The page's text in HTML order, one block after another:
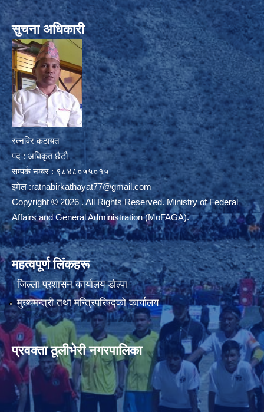
सुचना अधिकारी
रत्नविर कठायत
पद : अधिकृत छैटौ
सम्पर्क नम्बर : ९८४८०५५०१५
इमेल :ratnabirkathayat77@gmail.com
Copyright © 2026 . All Rights Reserved. Ministry of Federal
Affairs and General Administration (MoFAGA).
महत्वपूर्ण लिंकहरू
जिल्ला प्रशासन कार्यालय डाेल्पा
मुख्यमन्त्री तथा मन्त्रिपरिषद्को कार्यालय
प्रवक्ता ठूलीभेरी नगरपालिका